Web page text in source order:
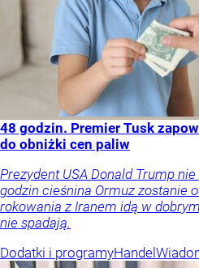
48 godzin. Premier Tusk
do obniżki cen paliw
Prezydent USA Donald Trump
godzin cieśnina Ormuz zostanie
rokowania z Iranem idą w
nie spadają.
Dodatki i programyHandel